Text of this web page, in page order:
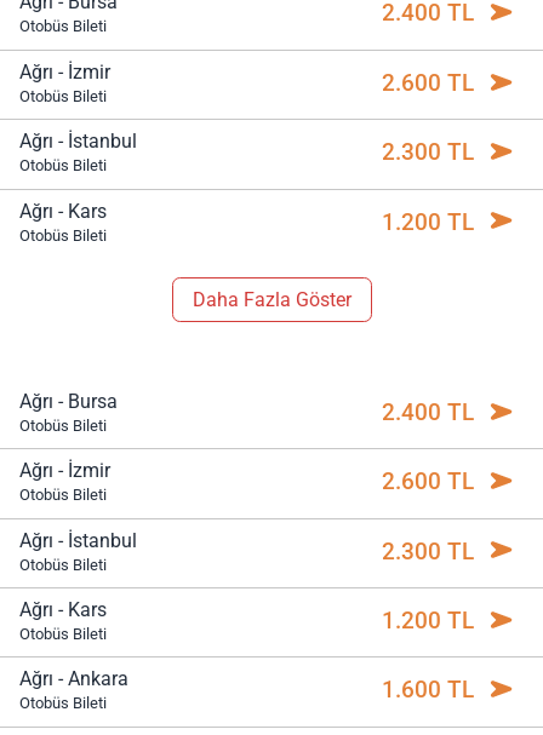
Otobüs Bileti 2.400 TL
Ağrı - İzmir
Otobüs Bileti 2.600 TL
Ağrı - İstanbul
Otobüs Bileti 2.300 TL
Ağrı - Kars
Otobüs Bileti 1.200 TL
Daha Fazla Göster
Ağrı - Bursa
Otobüs Bileti 2.400 TL
Ağrı - İzmir
Otobüs Bileti 2.600 TL
Ağrı - İstanbul
Otobüs Bileti 2.300 TL
Ağrı - Kars
Otobüs Bileti 1.200 TL
Ağrı - Ankara
Otobüs Bileti 1.600 TL